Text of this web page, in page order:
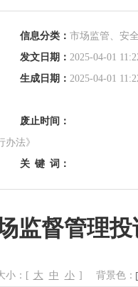
信息分类： 市场监管、安
发文日期： 2025-04-01
生成日期： 2025-04-01
废止时间：
法》
关 键 词：
监督管理投
小：[ 大 中 小 ] 背景色：